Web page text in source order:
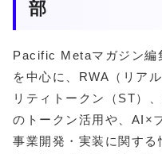
部
Pacific Metaマガジン編
を中心に、RWA（リア
リティトークン（ST）
のトークン活用や、AI×
事業開発・実装に関す